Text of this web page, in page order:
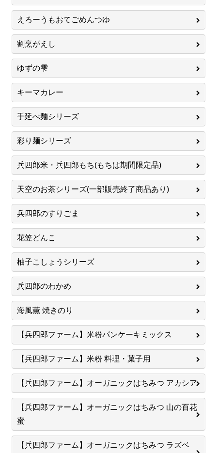
えろーうもおてごめんつゆ
割烹がえし
ゆずの雫
キーマカレー
手延べ麺シリーズ
彩り麺シリーズ
兵四郎米・兵四郎もち(もちは期間限定品)
天空のお茶シリーズ(一部販売終了商品あり)
兵四郎のすりごま
花笠どんこ
柚子こしょうシリーズ
兵四郎のわかめ
海風薫 焼きのり
【兵四郎ファーム】米粉パンケーキミックス
【兵四郎ファーム】米粉 料理・菓子用
【兵四郎ファーム】オーガニックはちみつ アカシア
【兵四郎ファーム】オーガニックはちみつ 山の百花
蜜
【兵四郎ファーム】オーガニックはちみつ ラズベ